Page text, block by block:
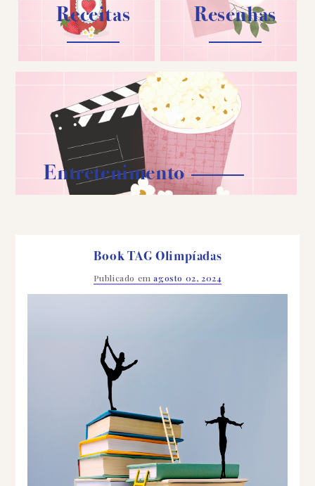
Receitas Resenhas
Entretenimento
Book TAG Olimpíadas
Publicado emagosto 02, 2024